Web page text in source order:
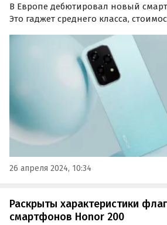
В Европе дебютировал новый
Это гаджет среднего класса,
по текущему курсу.
26 апреля 2024, 10:34
Раскрыты характеристики
смартфонов Honor 200